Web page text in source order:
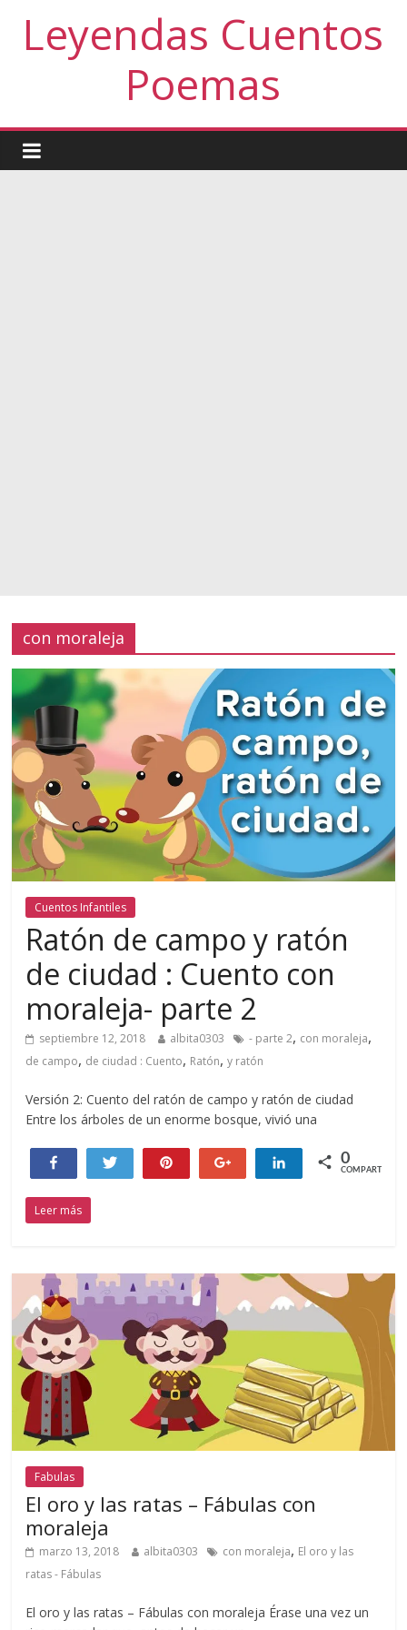
Leyendas Cuentos
Poemas
con moraleja
Cuentos Infantiles
Ratón de campo y ratón
de ciudad : Cuento con
moraleja- parte 2
septiembre 12, 2018 albita0303 - parte 2, con moraleja,
de campo, de ciudad : Cuento, Ratón,y ratón
Versión 2: Cuento del ratón de campo y ratón de ciudad
Entre los árboles de un enorme bosque, vivió una
Compartir Twittear Compartir
0
COMPARTIR
Leer más
Fabulas
El oro y las ratas – Fábulas con
moraleja
marzo 13, 2018 albita0303 con moraleja, El oro y las
ratas - Fábulas
El oro y las ratas – Fábulas con moraleja Érase una vez un